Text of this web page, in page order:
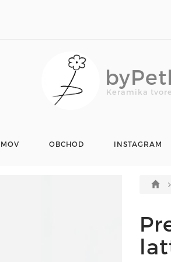
Keramika
OBCHOD INSTAGRAM